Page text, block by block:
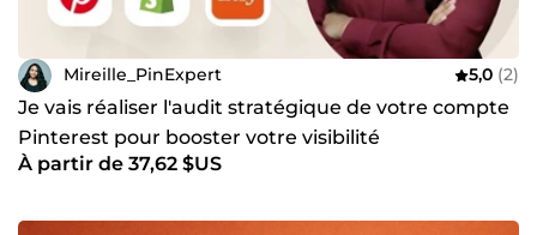
Mireille_PinExpert 5,0 (2)
Je vais réaliser l'audit stratégique de votre compte
Pinterest pour booster votre visibilité
À partir de 37,62 $US